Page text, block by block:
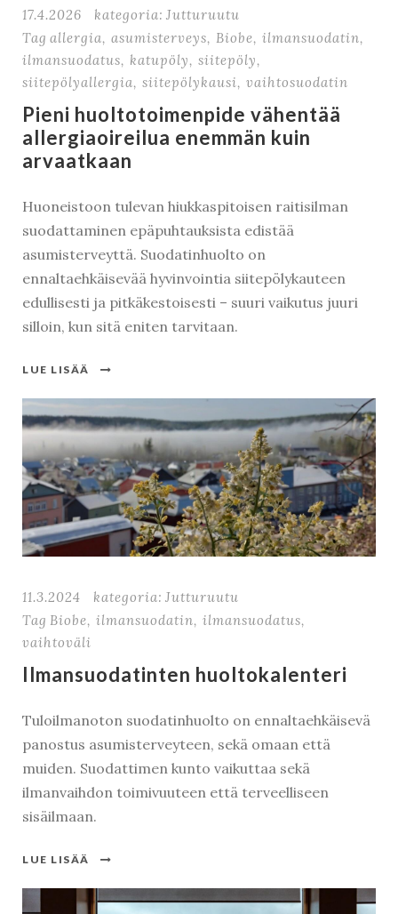
17.4.2026 kategoria: Jutturuutu
Tag allergia, asumisterveys, Biobe, ilmansuodatin,
ilmansuodatus, katupöly, siitepöly,
siitepölyallergia, siitepölykausi, vaihtosuodatin
Pieni huoltotoimenpide vähentää
allergiaoireilua enemmän kuin
arvaatkaan
Huoneistoon tulevan hiukkaspitoisen raitisilman
suodattaminen epäpuhtauksista edistää
asumisterveyttä. Suodatinhuolto on
ennaltaehkäisevää hyvinvointia siitepölykauteen
edullisesti ja pitkäkestoisesti – suuri vaikutus juuri
silloin, kun sitä eniten tarvitaan.
LUE LISÄÄ
11.3.2024 kategoria: Jutturuutu
Tag Biobe, ilmansuodatin, ilmansuodatus,
vaihtoväli
Ilmansuodatinten huoltokalenteri
Tuloilmanoton suodatinhuolto on ennaltaehkäisevä
panostus asumisterveyteen, sekä omaan että
muiden. Suodattimen kunto vaikuttaa sekä
ilmanvaihdon toimivuuteen että terveelliseen
sisäilmaan.
LUE LISÄÄ
Kirjaudu